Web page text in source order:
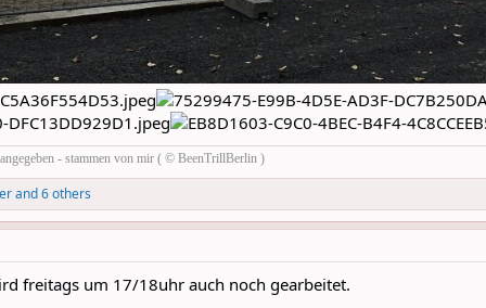
- stammen von mir ( © BeenTrillBerlin )
and 6 others
freitags um 17/18uhr auch noch gearbeitet.